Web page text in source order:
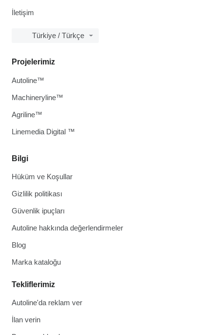
İletişim
Türkiye / Türkçe
Bilgi
Hüküm ve Koşullar
Gizlilik politikası
Güvenlik ipuçları
Autoline hakkında değerlendirmeler
Blog
Marka kataloğu
Tekliflerimiz
Autoline'da reklam ver
İlan verin
Projelerimiz
Autoline™
Machineryline™
Agriline™
Linemedia Digital ™